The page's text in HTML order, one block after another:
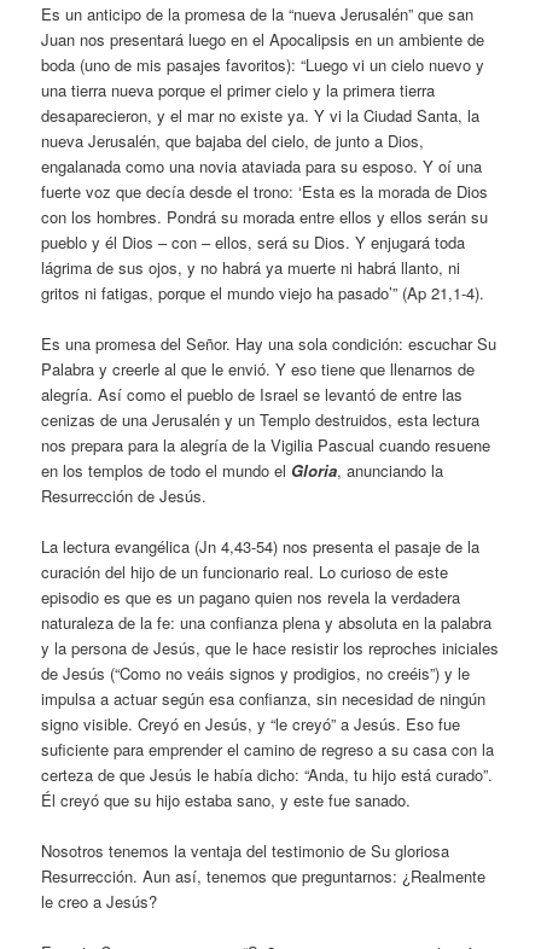
Es un anticipo de la promesa de la “nueva Jerusalén” que san
Juan nos presentará luego en el Apocalipsis en un ambiente de
boda (uno de mis pasajes favoritos): “Luego vi un cielo nuevo y
una tierra nueva porque el primer cielo y la primera tierra
desaparecieron, y el mar no existe ya. Y vi la Ciudad Santa, la
nueva Jerusalén, que bajaba del cielo, de junto a Dios,
engalanada como una novia ataviada para su esposo. Y oí una
fuerte voz que decía desde el trono: ‘Esta es la morada de Dios
con los hombres. Pondrá su morada entre ellos y ellos serán su
pueblo y él Dios – con – ellos, será su Dios. Y enjugará toda
lágrima de sus ojos, y no habrá ya muerte ni habrá llanto, ni
gritos ni fatigas, porque el mundo viejo ha pasado’” (Ap 21,1-4).
Es una promesa del Señor. Hay una sola condición: escuchar Su
Palabra y creerle al que le envió. Y eso tiene que llenarnos de
alegría. Así como el pueblo de Israel se levantó de entre las
cenizas de una Jerusalén y un Templo destruidos, esta lectura
nos prepara para la alegría de la Vigilia Pascual cuando resuene
en los templos de todo el mundo el Gloria, anunciando la
Resurrección de Jesús.
La lectura evangélica (Jn 4,43-54) nos presenta el pasaje de la
curación del hijo de un funcionario real. Lo curioso de este
episodio es que es un pagano quien nos revela la verdadera
naturaleza de la fe: una confianza plena y absoluta en la palabra
y la persona de Jesús, que le hace resistir los reproches iniciales
de Jesús (“Como no veáis signos y prodigios, no creéis”) y le
impulsa a actuar según esa confianza, sin necesidad de ningún
signo visible. Creyó en Jesús, y “le creyó” a Jesús. Eso fue
suficiente para emprender el camino de regreso a su casa con la
certeza de que Jesús le había dicho: “Anda, tu hijo está curado”.
Él creyó que su hijo estaba sano, y este fue sanado.
Nosotros tenemos la ventaja del testimonio de Su gloriosa
Resurrección. Aun así, tenemos que preguntarnos: ¿Realmente
le creo a Jesús?